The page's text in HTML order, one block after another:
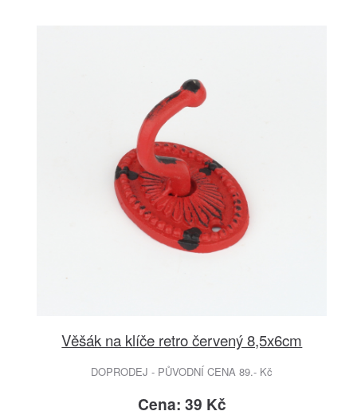
Věšák na klíče retro červený 8,5x6cm
DOPRODEJ - PŮVODNÍ CENA 89.- Kč
Cena: 39 Kč